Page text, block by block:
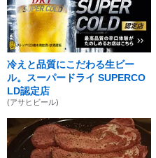
冷えと品質にこだわる生ビー
ル。スーパードライ SUPERCO
LD認定店
(アサヒビール)